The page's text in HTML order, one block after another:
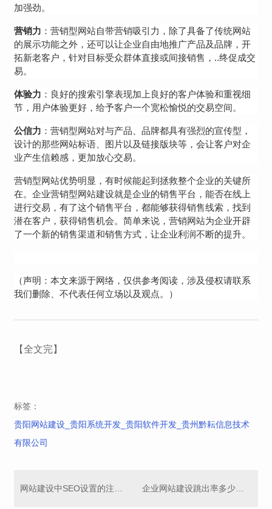
加强劲。
营销力 ：营销型网站自带营销吸引力，除了具备了传统网站
的展示功能之外，还可以让企业自由地推广产品及品牌，开
拓新老客户，针对目标受众群体直接或间接销售，..终促成交
易。
体验力 ：良好的搜索引擎表现加上良好的客户体验和重视细
节，用户体验更好，给予客户一个宽松愉悦的交易空间。
公信力 ：营销型网站对与产品、品牌都具有强烈的宣传型，
设计的那些网站标语、图片以及链接版块等，会让客户对企
业产生信赖感，更加放心交易。
营销型网站优势明显，有时候能起到拯救整个企业的关键所
在。企业营销型网站建设就是企业的销售平台，能否在线上
进行交易，有了这个销售平台，都能够获得销售线索，找到
潜在客户，获得销售机会。简单来说，营销网站为企业开辟
了一个新的销售渠道和销售方式，让企业利润不断的提升。
（声明：本文来源于网络，仅供参考阅读，涉及侵权请联系
我们删除、不代表任何立场以及观点。）
【全文完】
标签：
贵阳网站建设_贵阳系统开发_贵阳软件开发_贵州黔耘信息技术
有限公司